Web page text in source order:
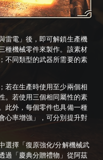
雷電」後，即可解鎖生產機
種機械零件來製作。該素材
不同類型的武器所需要的素
若在生產時使用至少兩個相
。若使用三個相同屬性的素
此外，每個零件也具備一種
心率增強」，可分別提升對
選擇「復原強化/分解機械武
過「慶典分贈禮物」從阿茲